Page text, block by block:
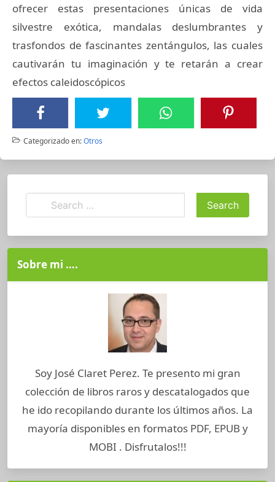
ofrecer estas presentaciones únicas de vida
silvestre exótica, mandalas deslumbrantes y
trasfondos de fascinantes zentángulos, las cuales
cautivarán tu imaginación y te retarán a crear
efectos caleidoscópicos
Categorizado en:Otros
Sobre mi ….
Soy José Claret Perez. Te presento mi gran
colección de libros raros y descatalogados que
he ido recopilando durante los últimos años. La
mayoría disponibles en formatos PDF, EPUB y
MOBI . Disfrutalos!!!